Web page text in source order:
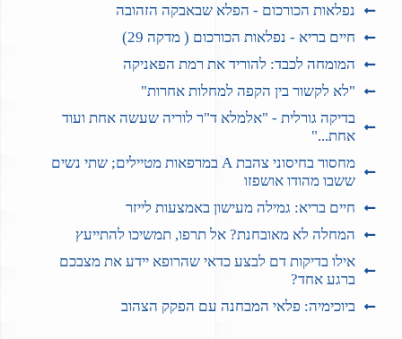
נפלאות הכורכום - הפלא שבאבקה הזהובה
חיים בריא - נפלאות הכורכום ( מדקה 29)
המומחה לכבד: להוריד את רמת הפאניקה
"לא לקשור בין הקפה למחלות אחרות"
בדיקה גורלית - "אלמלא ד"ר לוריה שעשה אחת ועוד
אחת..."
מחסור בחיסוני צהבת A במרפאות מטיילים; שתי נשים
ששבו מהודו אושפזו
חיים בריא: גמילה מעישון באמצעות לייזר
המחלה לא מאובחנת? אל תרפו, תמשיכו להתייעץ
אילו בדיקות דם לבצע כדאי שהרופא יידע את מצבכם
ברגע אחד?
ביוכימיה: פלאי המבחנה עם הפקק הצהוב